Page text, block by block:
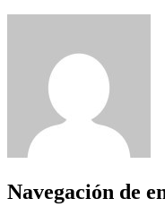
Navegación de